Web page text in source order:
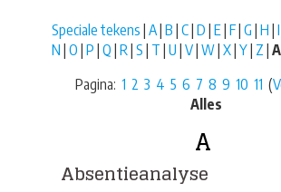
Speciale tekens A| B C D E F| G H I
N O P Q R S T U V W X Y Z
Pagina: 1 2 3 4 5 6 7 8 9 10 11 (
Alles
A
Absentieanalyse